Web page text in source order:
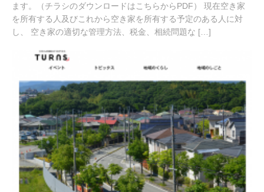
2
8
,
2
ます。（チラシのダウンロードはこちらからPDF） 現在空き家
を所有する人及びこれから空き家を所有する予定のある人に対
し、 空き家の適切な管理方法、税金、相続問題な […]